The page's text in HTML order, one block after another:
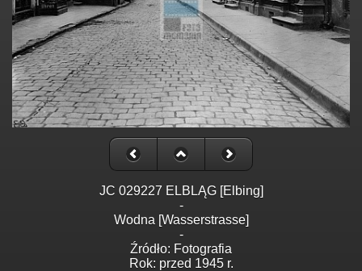
JC 029227 ELBLĄG [Elbing]
-
Wodna [Wasserstrasse]
-
Źródło: Fotografia
Rok: przed 1945 r.